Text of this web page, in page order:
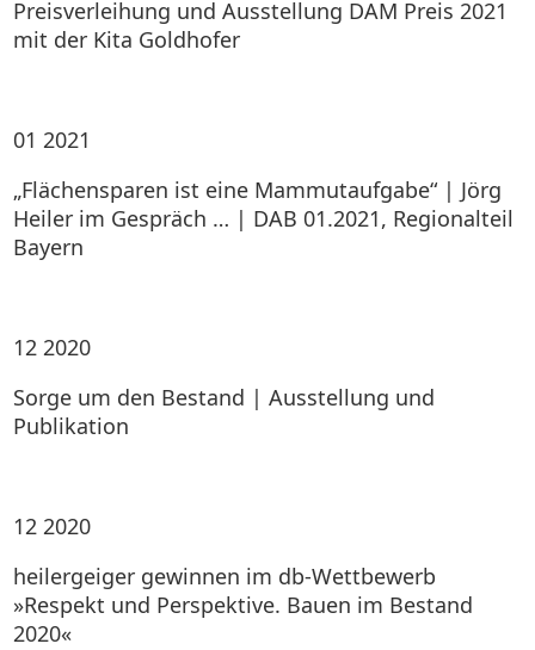
Preisverleihung und Ausstellung DAM Preis 2021
mit der Kita Goldhofer
01 2021
„Flächensparen ist eine Mammutaufgabe“ | Jörg
Heiler im Gespräch … | DAB 01.2021, Regionalteil
Bayern
12 2020
Sorge um den Bestand | Ausstellung und
Publikation
12 2020
heilergeiger gewinnen im db-Wettbewerb
»Respekt und Perspektive. Bauen im Bestand
2020«